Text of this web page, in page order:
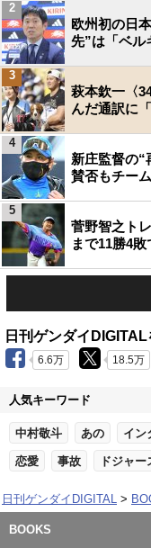
欧州初の日
先”は「ベル
2
萩本欽一〈
んだ通訳に
3
新庄監督の“
賛否もチー
4
菅野智之ト
まで11勝4
5
日刊ゲンダイDIGITAL
6.6万 18.5万
人気キーワード
中村敬斗 あの イン
恋愛 事故 ドジャー
日刊ゲンダイDIGITAL
BOOKS